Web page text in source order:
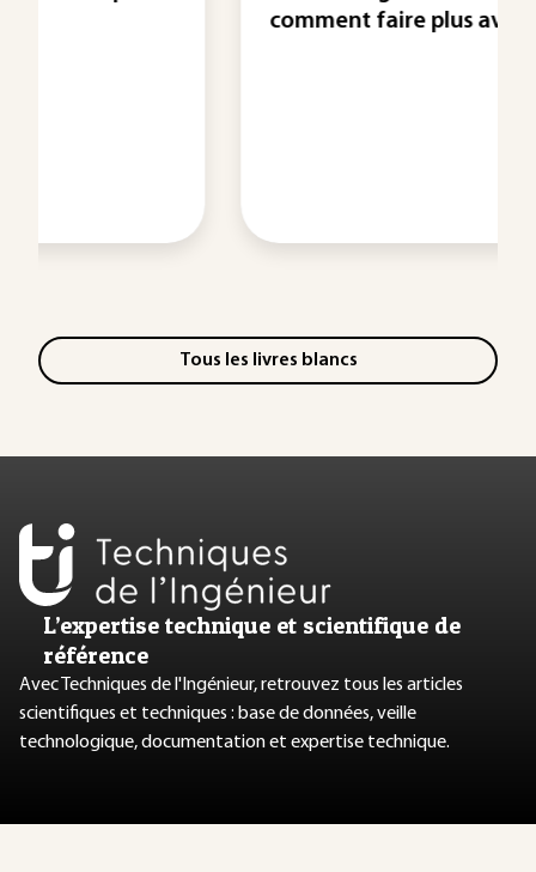
comment faire plus avec ...
Tous les livres blancs
L’expertise technique et scientifique de
référence
Avec Techniques de l'Ingénieur, retrouvez tous les articles
scientifiques et techniques : base de données, veille
technologique, documentation et expertise technique.